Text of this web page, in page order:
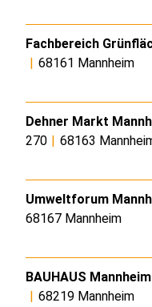
Fachbereich
68161 Mannheim
Dehner Markt
270
68163
Umweltforum
68167 Mannheim
BAUHAUS
68219 Mannheim